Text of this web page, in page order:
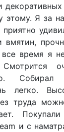
Я за
все время я
легко.
труда
и с